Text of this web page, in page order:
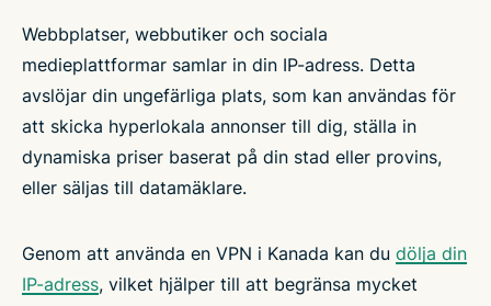
Webbplatser, webbutiker och sociala
medieplattformar samlar in din IP-adress. Detta
avslöjar din ungefärliga plats, som kan användas för
att skicka hyperlokala annonser till dig, ställa in
dynamiska priser baserat på din stad eller provins,
eller säljas till datamäklare.
Genom att använda en VPN i Kanada kan du dölja din
IP-adress, vilket hjälper till att begränsa mycket